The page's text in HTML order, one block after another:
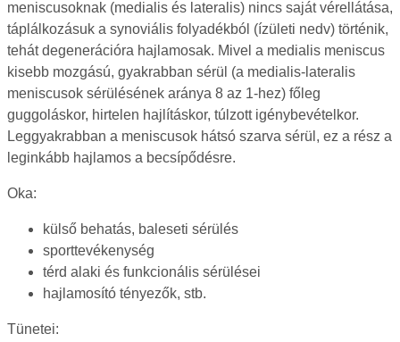
meniscusoknak (medialis és lateralis) nincs saját vérellátása,
táplálkozásuk a synoviális folyadékból (ízületi nedv) történik,
tehát degenerációra hajlamosak. Mivel a medialis meniscus
kisebb mozgású, gyakrabban sérül (a medialis-lateralis
meniscusok sérülésének aránya 8 az 1-hez) főleg
guggoláskor, hirtelen hajlításkor, túlzott igénybevételkor.
Leggyakrabban a meniscusok hátsó szarva sérül, ez a rész a
leginkább hajlamos a becsípődésre.
Oka:
külső behatás, baleseti sérülés
sporttevékenység
térd alaki és funkcionális sérülései
hajlamosító tényezők, stb.
Tünetei: